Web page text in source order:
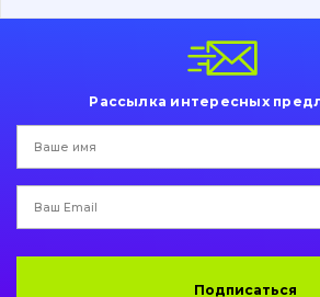
Трансмиссия
Рама и кузов
Рассылка интересных
Подписаться